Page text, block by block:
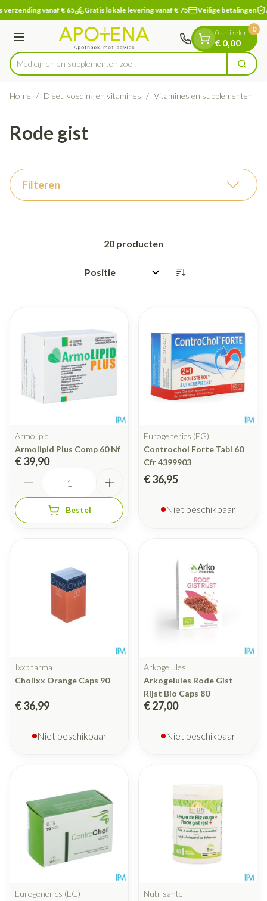
Ga naar de inhoud
1 van 1 vanaf € 65 Gratis lokale levering vanaf € 75 Veilige betalingen
Menu
Product, merk, categorie...
Medicijnen en Zoek
0 artikelen
€ 0,00
0
Home / Dieet, voeding en vitamines / Vitamines en supplementen
Rode gist
Filteren
20 producten
Sorteer op:
Armolipid
Armolipid Plus Comp 60 Nf
€ 39,90
Bestel
Eurogenerics (EG)
Controchol Forte Tabl 60
Cfr 4399903
€ 36,95
Niet beschikbaar
Ixxpharma
Cholixx Orange Caps 90
€ 36,99
Niet beschikbaar
Arkogelules
Arkogelules Rode Gist
Rijst Bio Caps 80
€ 27,00
Niet beschikbaar
Eurogenerics (EG)
Nutrisante